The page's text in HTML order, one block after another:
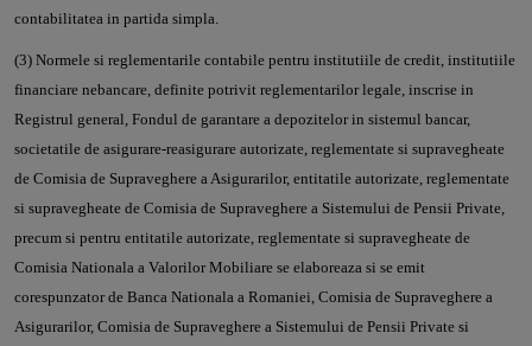
contabilitatea in partida simpla.
(3) Normele si reglementarile contabile pentru institutiile de credit, institutiile
financiare nebancare, definite potrivit reglementarilor legale, inscrise in
Registrul general, Fondul de garantare a depozitelor in sistemul bancar,
societatile de asigurare-reasigurare autorizate, reglementate si supravegheate
de Comisia de Supraveghere a Asigurarilor, entitatile autorizate, reglementate
si supravegheate de Comisia de Supraveghere a Sistemului de Pensii Private,
precum si pentru entitatile autorizate, reglementate si supravegheate de
Comisia Nationala a Valorilor Mobiliare se elaboreaza si se emit
corespunzator de Banca Nationala a Romaniei, Comisia de Supraveghere a
Asigurarilor, Comisia de Supraveghere a Sistemului de Pensii Private si